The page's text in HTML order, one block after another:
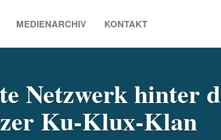
MEDIENARCHIV KONTAKT
Netzwerk hinter
Ku-Klux-Klan